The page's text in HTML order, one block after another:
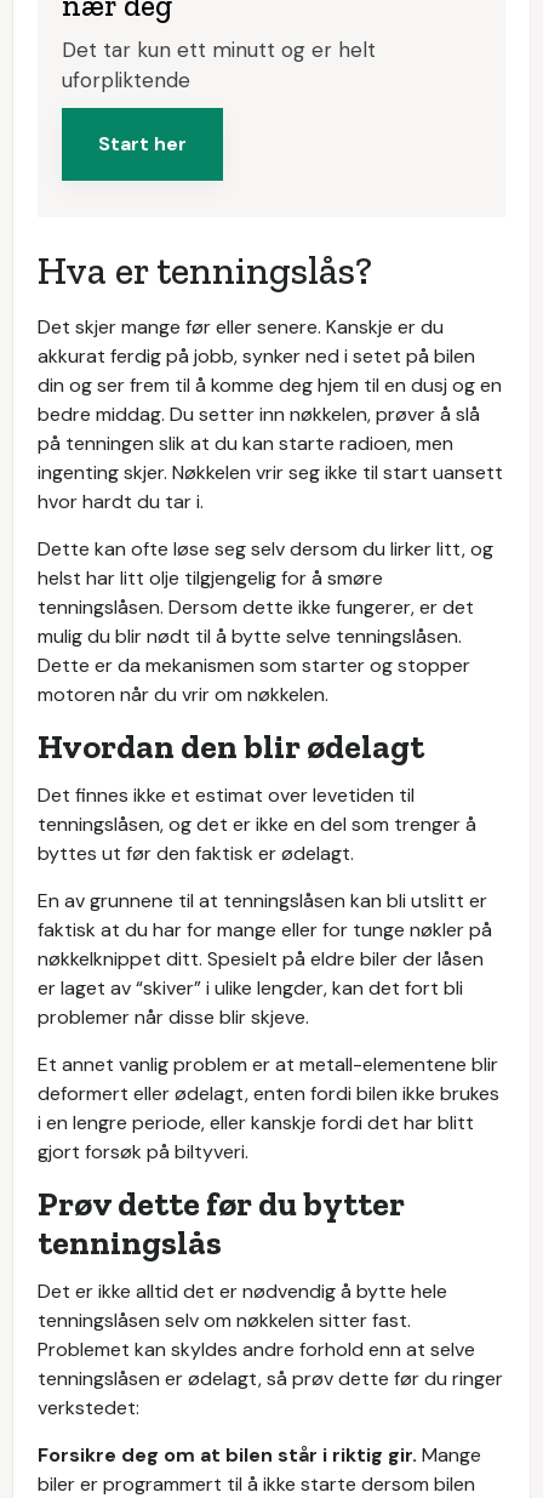
Det tar kun ett minutt og er helt
uforpliktende
Start her
Hva er tenningslås?
Det skjer mange før eller senere. Kanskje er du
akkurat ferdig på jobb, synker ned i setet på bilen
din og ser frem til å komme deg hjem til en dusj og en
bedre middag. Du setter inn nøkkelen, prøver å slå
på tenningen slik at du kan starte radioen, men
ingenting skjer. Nøkkelen vrir seg ikke til start uansett
hvor hardt du tar i.
Dette kan ofte løse seg selv dersom du lirker litt, og
helst har litt olje tilgjengelig for å smøre
tenningslåsen. Dersom dette ikke fungerer, er det
mulig du blir nødt til å bytte selve tenningslåsen.
Dette er da mekanismen som starter og stopper
motoren når du vrir om nøkkelen.
Hvordan den blir ødelagt
Det finnes ikke et estimat over levetiden til
tenningslåsen, og det er ikke en del som trenger å
byttes ut før den faktisk er ødelagt.
En av grunnene til at tenningslåsen kan bli utslitt er
faktisk at du har for mange eller for tunge nøkler på
nøkkelknippet ditt. Spesielt på eldre biler der låsen
er laget av “skiver” i ulike lengder, kan det fort bli
problemer når disse blir skjeve.
Et annet vanlig problem er at metall-elementene blir
deformert eller ødelagt, enten fordi bilen ikke brukes
i en lengre periode, eller kanskje fordi det har blitt
gjort forsøk på biltyveri.
Prøv dette før du bytter
tenningslås
Det er ikke alltid det er nødvendig å bytte hele
tenningslåsen selv om nøkkelen sitter fast.
Problemet kan skyldes andre forhold enn at selve
tenningslåsen er ødelagt, så prøv dette før du ringer
verkstedet:
Forsikre deg om at bilen står i riktig gir. Mange
biler er programmert til å ikke starte dersom bilen